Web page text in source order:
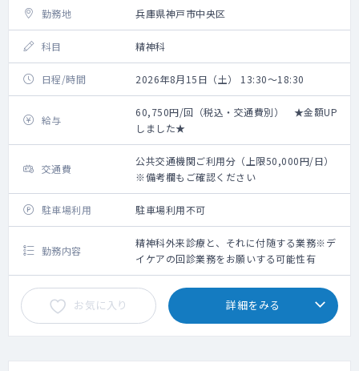
勤務地 兵庫県神戸市中央区
科目 精神科
日程/時間 2026年8月15日（土） 13:30～18:30
給与
60,750円/回（税込・交通費別） ★金額UP
しました★
交通費
公共交通機関ご利用分（上限50,000円/日）
※備考欄もご確認ください
駐車場利用 駐車場利用不可
勤務内容
精神科外来診療と、それに付随する業務※デ
イケアの回診業務をお願いする可能性有
お気に入り 詳細をみる